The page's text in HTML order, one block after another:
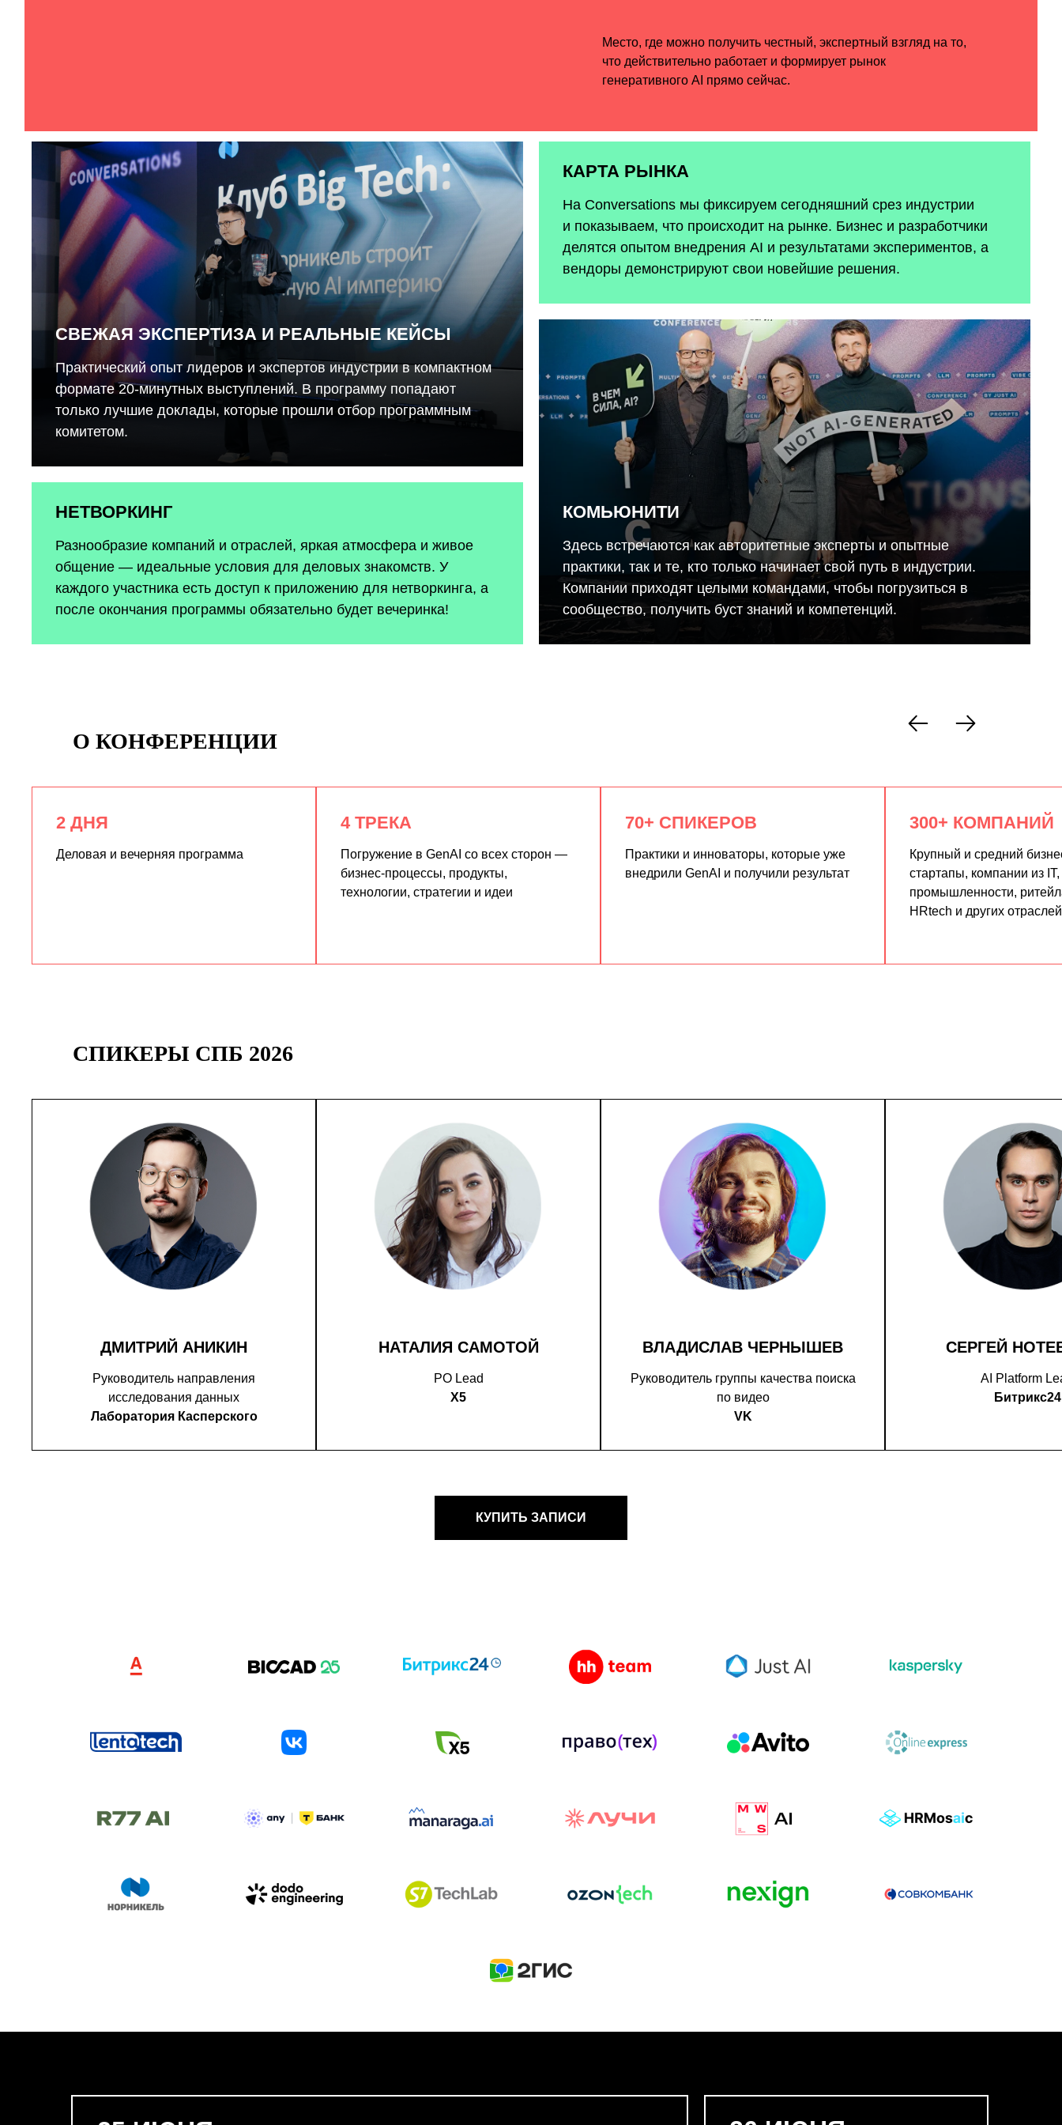
СВЕЖАЯ ЭКСПЕРТИЗА И РЕАЛЬНЫЕ КЕЙСЫ
Практический опыт лидеров и экспертов индустрии в компактном
формате 20-минутных выступлений. В программу попадают
только лучшие доклады, которые прошли отбор программным
комитетом.
НЕТВОРКИНГ
Разнообразие компаний и отраслей, яркая атмосфера и живое
общение — идеальные условия для деловых знакомств. У
каждого участника есть доступ к приложению для нетворкинга, а
после окончания программы обязательно будет вечеринка!
КАРТА РЫНКА
На Conversations мы фиксируем сегодняшний срез индустрии
и показываем, что происходит на рынке. Бизнес и разработчики
делятся опытом внедрения AI и результатами экспериментов, а
вендоры демонстрируют свои новейшие решения.
КОМЬЮНИТИ
Здесь встречаются как авторитетные эксперты и опытные
практики, так и те, кто только начинает свой путь в индустрии.
Компании приходят целыми командами, чтобы погрузиться в
сообщество, получить буст знаний и компетенций.
О КОНФЕРЕНЦИИ
2 ДНЯ
Деловая и вечерняя программа
4 ТРЕКА
Погружение в GenAI со всех сторон —
бизнес-процессы, продукты,
технологии, стратегии и идеи
70+ СПИКЕРОВ
Практики и инноваторы, которые уже
внедрили GenAI и получили результат
300+ КОМПАНИЙ
Крупный и средний
стартапы, компании из
промышленности,
HRtech и других отраслей
СПИКЕРЫ СПБ 2026
ДМИТРИЙ АНИКИН
Руководитель направления
исследования данных
Лаборатория Касперского
НАТАЛИЯ САМОТОЙ
PO Lead
X5
ВЛАДИСЛАВ ЧЕРНЫШЕВ
Руководитель группы качества поиска
по видео
VK
СЕРГЕЙ
AI Platform
Битрикс24
КУПИТЬ ЗАПИСИ